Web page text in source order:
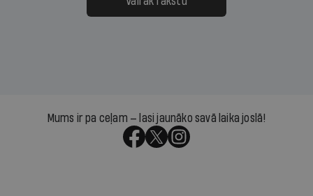
Mums ir pa ceļam — lasi jaunāko savā laika joslā!